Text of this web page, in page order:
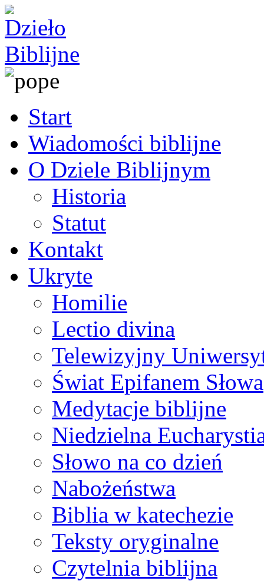
Start
Wiadomości biblijne
O Dziele Biblijnym
Historia
Statut
Kontakt
Ukryte
Homilie
Lectio divina
Telewizyjny
Świat Epifanem Słowa
Medytacje biblijne
Niedzielna
Słowo na co dzień
Nabożeństwa
Biblia w katechezie
Teksty oryginalne
Czytelnia biblijna